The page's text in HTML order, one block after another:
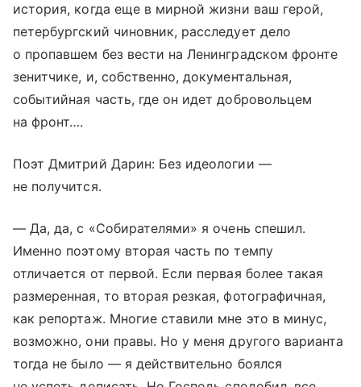
история, когда еще в мирной жизни ваш герой,
петербургский чиновник, расследует дело
о пропавшем без вести на Ленинградском фронте
зенитчике, и, собственно, документальная,
событийная часть, где он идет добровольцем
на фронт….
Поэт Дмитрий Дарин: Без идеологии —
не получится.
— Да, да, с «Собирателями» я очень спешил.
Именно поэтому вторая часть по темпу
отличается от первой. Если первая более такая
размеренная, то вторая резкая, фотографичная,
как репортаж. Многие ставили мне это в минус,
возможно, они правы. Но у меня другого варианта
тогда не было — я действительно боялся